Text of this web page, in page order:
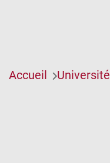
Accueil Université